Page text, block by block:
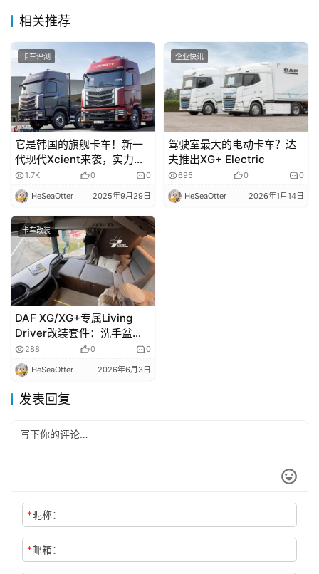
社
区
相关推荐
卡车评测
它是韩国的旗舰卡车！新一
代现代Xcient来袭，实力几
何？
1.7K 0 0
HeSeaOtter 2025年9月29日
企业快讯
驾驶室最大的电动卡车？达
夫推出XG+ Electric
695 0 0
HeSeaOtter 2026年1月14日
卡车改装
DAF XG/XG+专属Living
Driver改装套件：洗手盆、
马桶与卧铺
288 0 0
HeSeaOtter 2026年6月3日
发表回复
*昵称：
*邮箱：